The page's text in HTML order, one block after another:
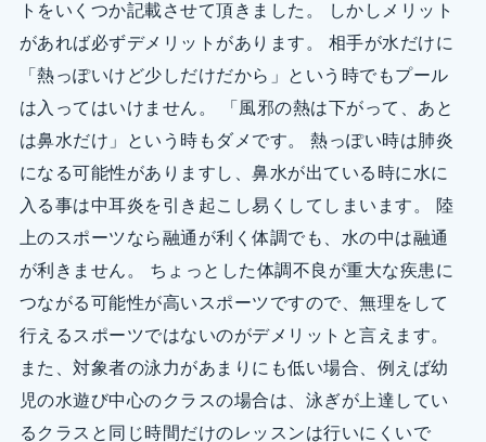
トをいくつか記載させて頂きました。 しかしメリット
があれば必ずデメリットがあります。 相手が水だけに
「熱っぽいけど少しだけだから」という時でもプール
は入ってはいけません。 「風邪の熱は下がって、あと
は鼻水だけ」という時もダメです。 熱っぽい時は肺炎
になる可能性がありますし、鼻水が出ている時に水に
入る事は中耳炎を引き起こし易くしてしまいます。 陸
上のスポーツなら融通が利く体調でも、水の中は融通
が利きません。 ちょっとした体調不良が重大な疾患に
つながる可能性が高いスポーツですので、無理をして
行えるスポーツではないのがデメリットと言えます。
また、対象者の泳力があまりにも低い場合、例えば幼
児の水遊び中心のクラスの場合は、泳ぎが上達してい
るクラスと同じ時間だけのレッスンは行いにくいで